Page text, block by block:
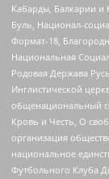
Кабарды, Балкарии и
Буль, Национал-
Формат-18,
Национальная
Родовая Держава
Инглистической
общенациональный
Кровь и Честь, О
организация
национальное
Футбольного Клуба